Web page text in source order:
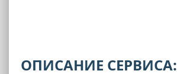
ОПИСАНИЕ СЕРВИСА: